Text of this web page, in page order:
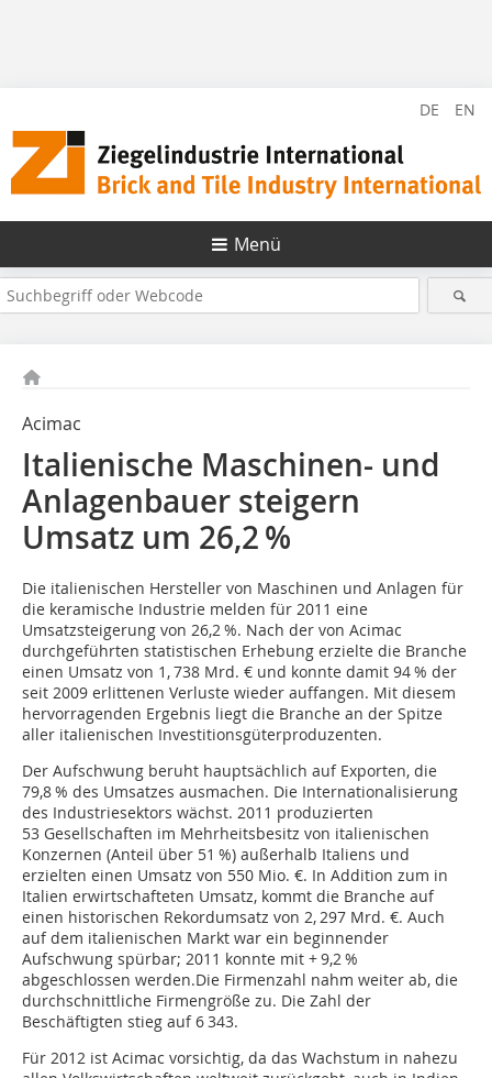
DE EN
Menü
Acimac
Italienische Maschinen- und
Anlagenbauer steigern
Umsatz um 26,2 %
Die italienischen Hersteller von Maschinen und Anlagen für
die keramische Industrie melden für 2011 eine
Umsatzsteigerung von 26,2 %. Nach der von Acimac
durchgeführten statistischen Erhebung erzielte die Branche
einen Umsatz von 1, 738 Mrd. € und konnte damit 94 % der
seit 2009 erlittenen ­Verluste wieder auffangen. Mit diesem
hervorragenden Ergebnis liegt die Branche an der Spitze
aller italienischen Investitionsgüterproduzenten.
Der Aufschwung beruht hauptsächlich auf Exporten, die
79,8 % des Umsatzes ausmachen. Die Internationalisierung
des Industriesektors wächst. 2011 produzierten
53 Gesellschaften im Mehrheitsbesitz von italienischen
Konzernen (Anteil über 51 %) außerhalb Italiens und
erzielten einen Umsatz von 550 Mio. €. In Addition zum in
Italien erwirtschafteten Umsatz, kommt die Branche auf
einen historischen Rekordumsatz von 2, 297 Mrd. €. Auch
auf dem italienischen Markt war ein beginnender
Aufschwung spürbar; 2011 konnte mit + 9,2 %
abgeschlossen werden.Die Firmenzahl nahm weiter ab, die
durchschnittliche Firmengröße zu. Die Zahl der
Beschäftigten stieg auf 6 343.
Für 2012 ist Acimac vorsichtig, da das Wachstum in nahezu